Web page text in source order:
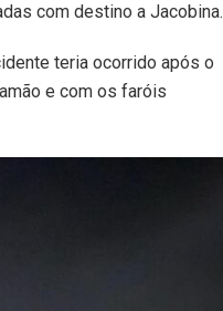
com destino a Jacobina.
teria ocorrido após o
e com os faróis